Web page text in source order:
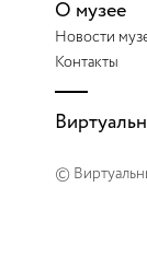
О музее
Новости
Контакты
©